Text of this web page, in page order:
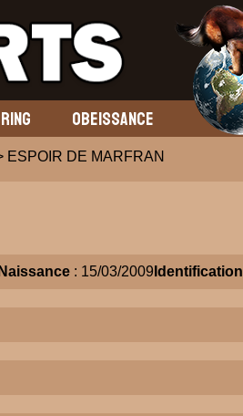
OBEISSANCE
ESPOIR DE MARFRAN
Naissance : 15/03/2009 Identification